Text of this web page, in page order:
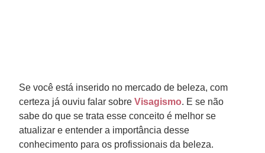
Se você está inserido no mercado de beleza, com
certeza já ouviu falar sobre Visagismo. E se não
sabe do que se trata esse conceito é melhor se
atualizar e entender a importância desse
conhecimento para os profissionais da beleza.